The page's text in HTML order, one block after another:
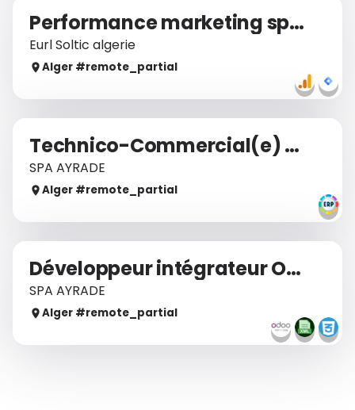
Performance marketing specialist
Eurl Soltic algerie
Alger #remote_ partial
Technico-Commercial(e) Cloud & Solutions IT
SPA AYRADE
Alger #remote_ partial
Développeur intégrateur Odoo
SPA AYRADE
Alger #remote_ partial